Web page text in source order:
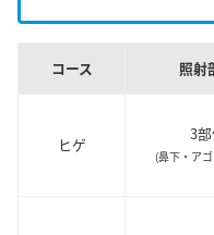
コース 照射
ヒゲ
3
(鼻下・ア